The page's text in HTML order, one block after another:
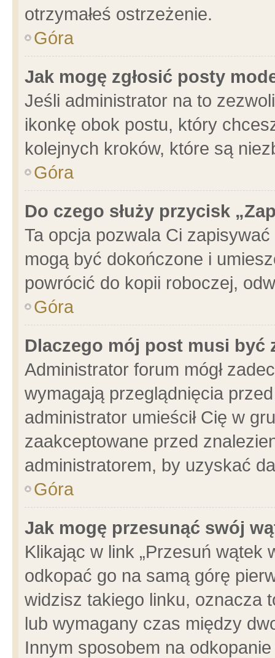
otrzymałeś ostrzeżenie.
Góra
Jak mogę zgłosić posty
Jeśli administrator na to
ikonkę obok postu, który
kolejnych kroków, które są
Góra
Do czego służy przycisk
Ta opcja pozwala Ci
mogą być dokończone i
powrócić do kopii roboczej,
Góra
Dlaczego mój post musi być
Administrator forum mógł
wymagają przeglądnięcia
administrator umieścił Cię w
zaakceptowane przed
administratorem, by uzyskać
Góra
Jak mogę przesunąć swój
Klikając w link „Przesuń wątek
odkopać go na samą górę
widzisz takiego linku, oznacza
lub wymagany czas między
Innym sposobem na